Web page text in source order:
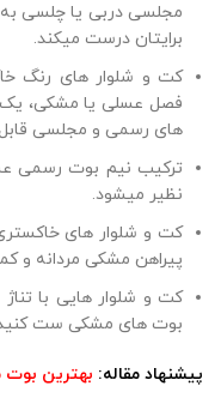
مجلسی دربی یا چلسی
برایتان درست میکند.
کت و شلوار های رنگ
فصل عسلی یا مشکی، یک
های رسمی و مجلسی قابل
ترکیب نیم بوت رسمی
نظیر میشود.
کت و شلوار های
پیراهن مشکی مردانه و
کت و شلوار هایی با
بوت های مشکی ست
پیشنهاد مقاله: بهترین بوت